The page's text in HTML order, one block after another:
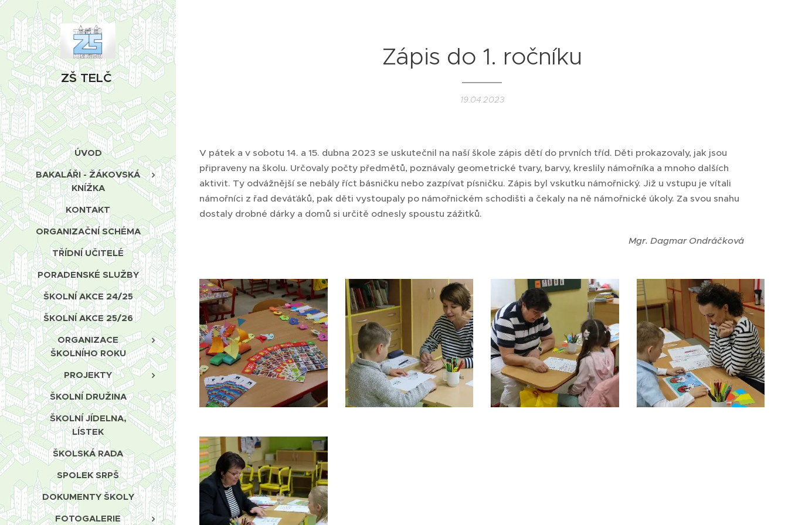
ZŠ TELČ
ÚVOD
BAKALÁŘI - ŽÁKOVSKÁ
KNÍŽKA
KONTAKT
ORGANIZAČNÍ SCHÉMA
TŘÍDNÍ UČITELÉ
PORADENSKÉ SLUŽBY
ŠKOLNÍ AKCE 24/25
ŠKOLNÍ AKCE 25/26
ORGANIZACE
ŠKOLNÍHO ROKU
PROJEKTY
ŠKOLNÍ DRUŽINA
ŠKOLNÍ JÍDELNA,
LÍSTEK
ŠKOLSKÁ RADA
SPOLEK SRPŠ
DOKUMENTY ŠKOLY
FOTOGALERIE
Zápis do 1. ročníku
19.04.2023
V pátek a v sobotu 14. a 15. dubna 2023 se uskutečnil na naší škole zápis dětí do prvních tříd. Děti prokazovaly, jak jsou
připraveny na školu. Určovaly počty předmětů, poznávaly geometrické tvary, barvy, kreslily námořníka a mnoho dalších
aktivit. Ty odvážnější se nebály říct básničku nebo zazpívat písničku. Zápis byl vskutku námořnický. Již u vstupu je vítali
námořníci z řad deváťáků, pak děti vystoupaly po námořnickém schodišti a čekaly na ně námořnické úkoly. Za svou snahu
dostaly drobné dárky a domů si určitě odnesly spoustu zážitků.
Mgr. Dagmar Ondráčková